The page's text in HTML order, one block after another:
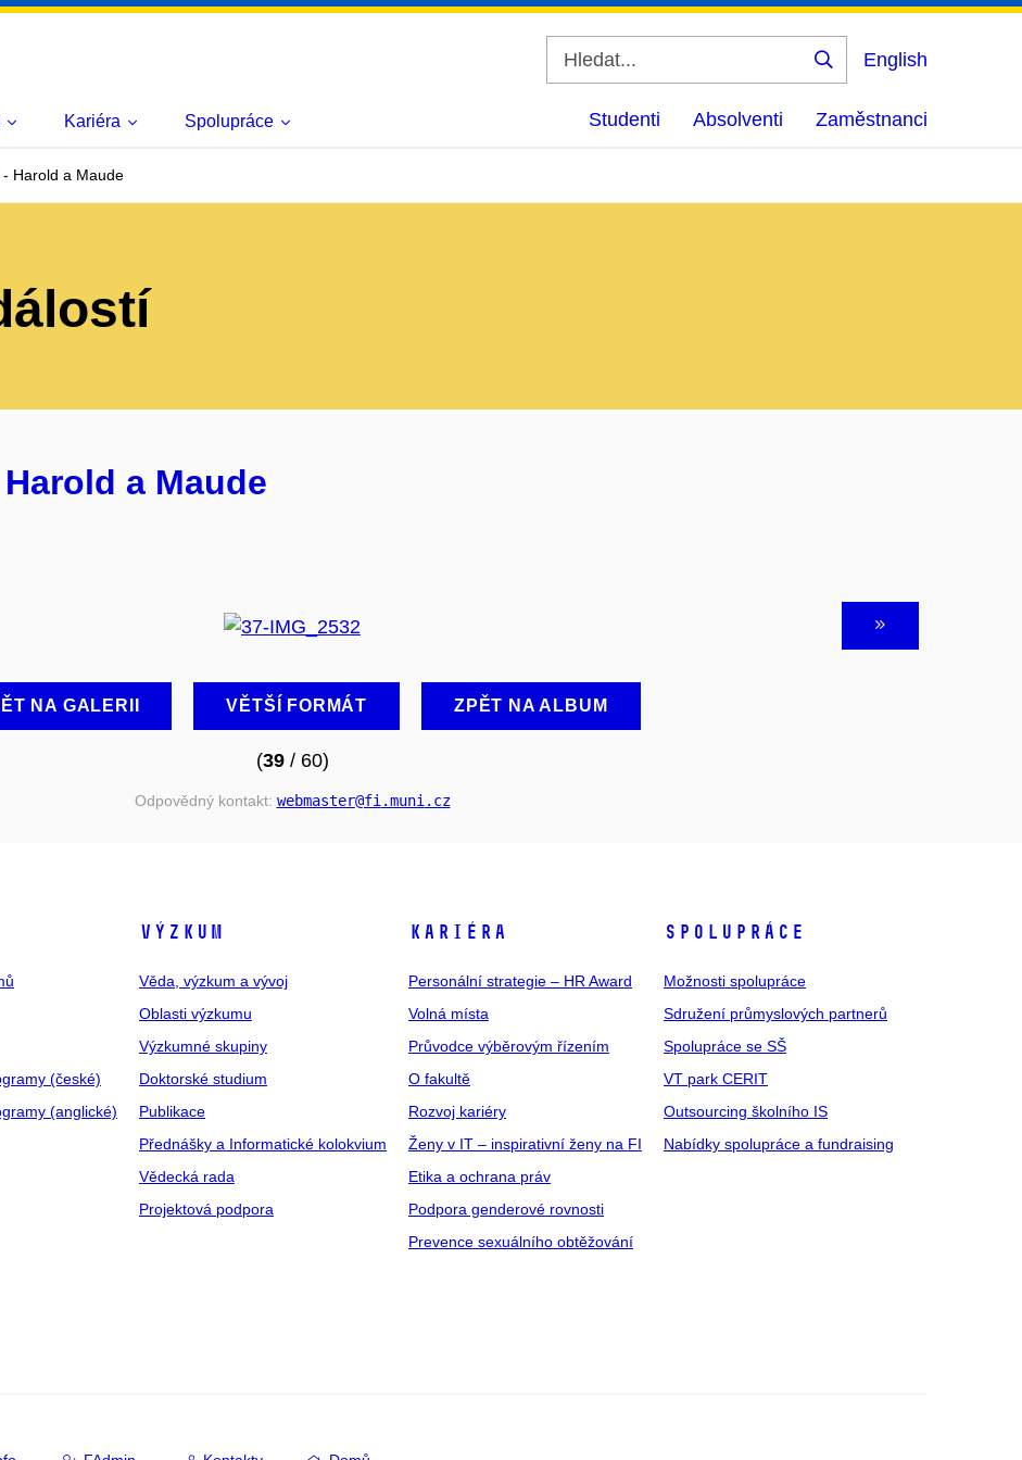
Vyhledat
English
Kariéra Spolupráce Studenti Absolventi Zaměstnanci
Harold a Maude
a Maude
NA GALERII VĚTŠÍ FORMÁT ZPĚT NA ALBUM
(39/ 60)
Odpovědný kontakt: webmaster@fi .muni .cz
(české)
(anglické)
VÝZKUM
Věda, výzkum a vývoj
Oblasti výzkumu
Výzkumné skupiny
Doktorské studium
Publikace
Přednášky a Informatické kolokvium
Vědecká rada
Projektová podpora
KARIÉRA
Personální strategie – HR Award
Volná místa
Průvodce výběrovým řízením
O fakultě
Rozvoj kariéry
Ženy v IT – inspirativní ženy na FI
Etika a ochrana práv
Podpora genderové rovnosti
Prevence sexuálního obtěžování
SPOLUPRÁCE
Možnosti spolupráce
Sdružení průmyslových partnerů
Spolupráce se SŠ
VT park CERIT
Outsourcing školního IS
Nabídky spolupráce a fundraising